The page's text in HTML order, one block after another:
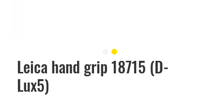
Leica hand grip 18715 (D-
Lux5)
Skip
beginning